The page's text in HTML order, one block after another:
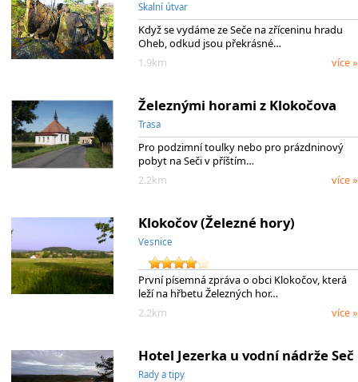
Skalní útvar
Když se vydáme ze Seče na zříceninu hradu
Oheb, odkud jsou překrásné…
1.9km
více »
Železnými horami z Klokočova
Trasa
Pro podzimní toulky nebo pro prázdninový
pobyt na Seči v příštím…
2.2km
více »
Klokočov (Železné hory)
Vesnice
První písemná zpráva o obci Klokočov, která
leží na hřbetu Železných hor…
2.2km
více »
Hotel Jezerka u vodní nádrže Seč
Rady a tipy